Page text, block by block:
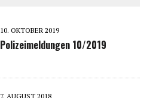
10. OKTOBER 2019
Polizeimeldungen 10/2019
7. AUGUST 2018